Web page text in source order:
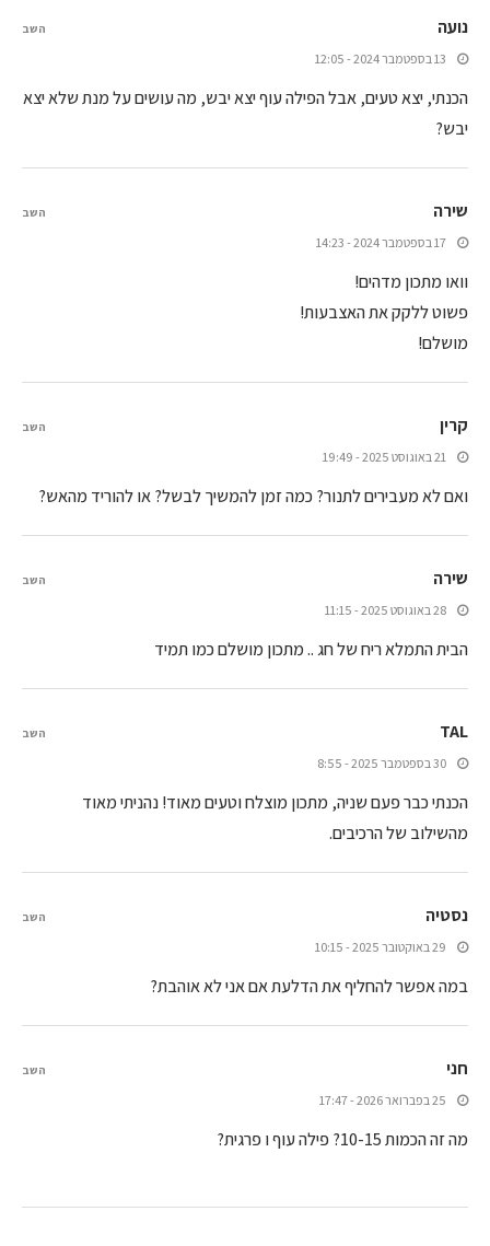
נועה
13 בספטמבר 2024 - 12:05
הכנתי, יצא טעים, אבל הפילה עוף יצא יבש, מה עושים על מנת שלא יצא
יבש?
השב
שירה
17 בספטמבר 2024 - 14:23
וואו מתכון מדהים!
פשוט ללקק את האצבעות!
מושלם!
השב
קרין
21 באוגוסט 2025 - 19:49
ואם לא מעבירים לתנור? כמה זמן להמשיך לבשל? או להוריד מהאש?
השב
שירה
28 באוגוסט 2025 - 11:15
הבית התמלא ריח של חג .. מתכון מושלם כמו תמיד
השב
TAL
30 בספטמבר 2025 - 8:55
הכנתי כבר פעם שניה, מתכון מוצלח וטעים מאוד! נהניתי מאוד
מהשילוב של הרכיבים.
השב
נסטיה
29 באוקטובר 2025 - 10:15
במה אפשר להחליף את הדלעת אם אני לא אוהבת?
השב
חני
25 בפברואר 2026 - 17:47
מה זה הכמות 10-15? פילה עוף ו פרגית?
השב